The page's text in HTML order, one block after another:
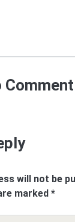
Comment
will not be
marked *